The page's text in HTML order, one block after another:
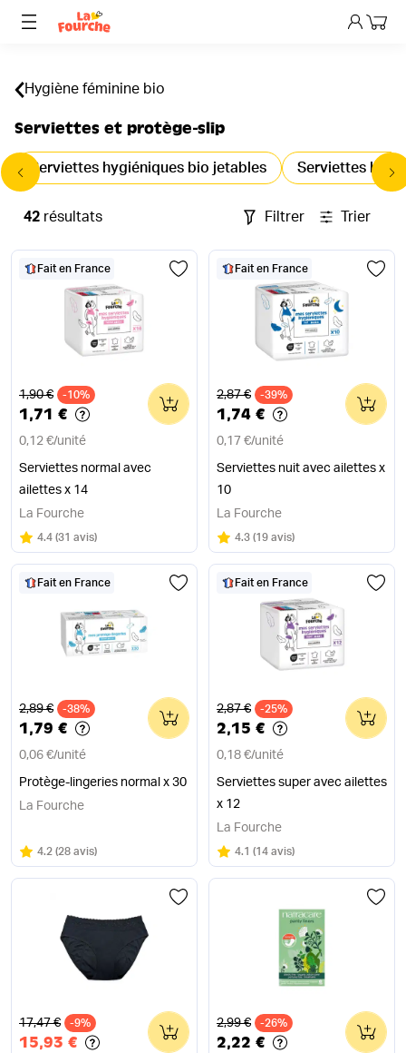
Mon
Hygiène féminine bio
Serviettes et protège-slip
Serviettes hygiéniques bio jetables Serviettes
42 résultats Filtrer Trier
Fait en France
Ancien prix
1,90 € -10%
1,71 €
0,12 €/unité
Serviettes normal avec
ailettes x 14
0
La Fourche
Note
4.4 sur 5
(31 avis)
Fait en France
Ancien prix
2,87 € -39%
1,74 €
0,17 €/unité
Serviettes nuit avec ailettes x
10
0
La Fourche
Note
4.3 sur 5
(19 avis)
Fait en France
Ancien prix
2,89 € -38%
1,79 €
0,06 €/unité
Protège-lingeries normal x 30
0
La Fourche
Note
4.2 sur 5
(28 avis)
Fait en France
Ancien prix
2,87 € -25%
2,15 €
0,18 €/unité
Serviettes super avec ailettes
x 12
0
La Fourche
Note
4.1 sur 5
(14 avis)
Ancien prix
17,47 € -9%
15,93 €
0 Ancien prix
2,99 € -26%
2,22 €
0